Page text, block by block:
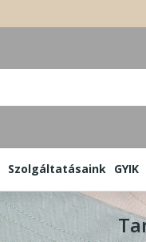
Szolgáltatásaink GYIK